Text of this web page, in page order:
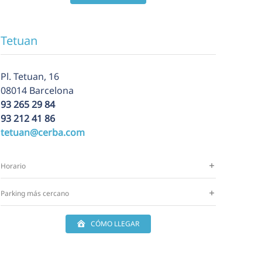
Tetuan
Pl. Tetuan, 16
08014 Barcelona
93 265 29 84
93 212 41 86
tetuan@cerba.com
Horario
Parking más cercano
CÓMO LLEGAR